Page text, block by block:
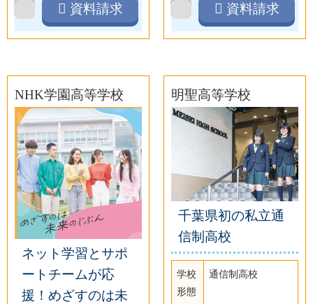
資料請求
NHK学園高等学校
ネット学習とサポ
ートチームが応
援！めざすのは未
明聖高等学校
千葉県初の私立通
信制高校
学校
形態
通信制高校
資料請求